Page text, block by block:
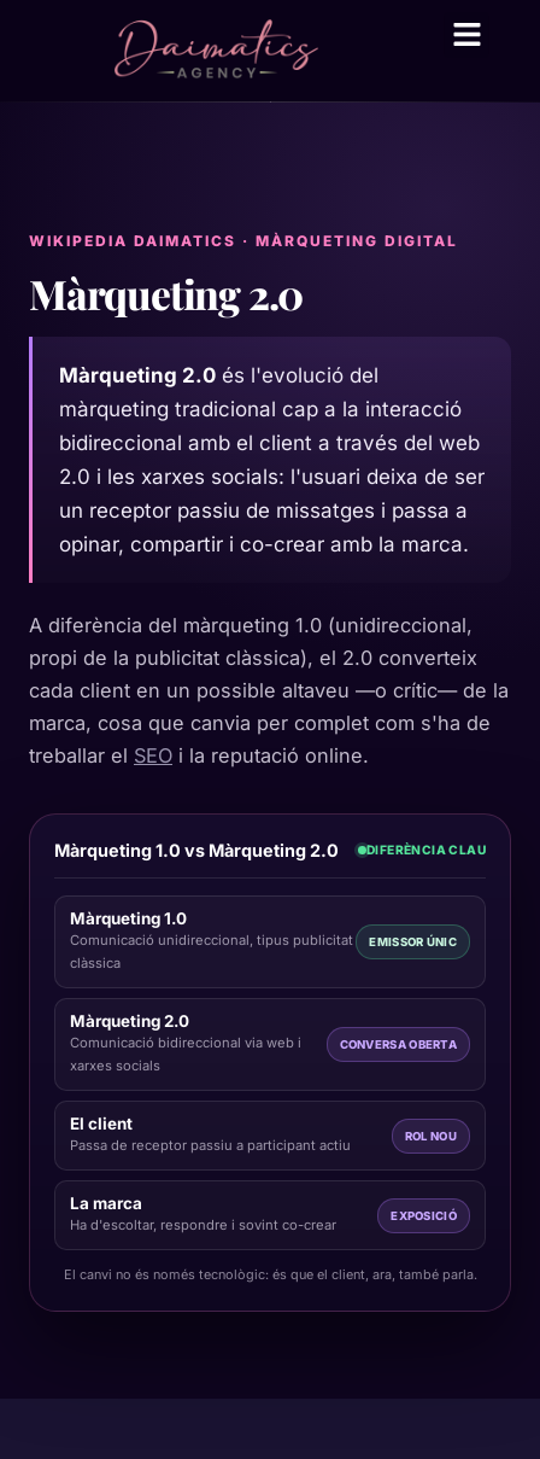
WIKIPEDIA DAIMATICS · MÀRQUETING DIGITAL
Màrqueting 2.0
Màrqueting 2.0 és l'evolució del
màrqueting tradicional cap a la interacció
bidireccional amb el client a través del web
2.0 i les xarxes socials: l'usuari deixa de ser
un receptor passiu de missatges i passa a
opinar, compartir i co-crear amb la marca.
A diferència del màrqueting 1.0 (unidireccional,
propi de la publicitat clàssica), el 2.0 converteix
cada client en un possible altaveu —o crític— de la
marca, cosa que canvia per complet com s'ha de
treballar el SEO i la reputació online.
Màrqueting 1.0 vs Màrqueting 2.0 DIFERÈNCIA CLAU
Màrqueting 1.0
Comunicació unidireccional, tipus publicitat
clàssica
EMISSOR ÚNIC
Màrqueting 2.0
Comunicació bidireccional via web i
xarxes socials
CONVERSA OBERTA
El client
Passa de receptor passiu a participant actiu
ROL NOU
La marca
Ha d'escoltar, respondre i sovint co-crear
EXPOSICIÓ
El canvi no és només tecnològic: és que el client, ara, també parla.
Daima Business AI
● En línia